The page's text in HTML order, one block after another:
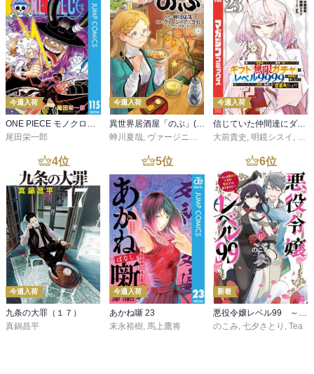
今週入荷
ONE PIECE モノクロ版 115
尾田栄一郎
今週入荷
異世界居酒屋「のぶ」(22)
蝉川夏哉, ヴァージニア二等兵 ,転
今週入荷
信じていた仲間達にダンジョン奥地で殺されかけたがギフト『無限ガチャ』でレベル９９９９の仲間達を手に入れて元パーティーメンバーと世界に復讐＆『ざまぁ！』します！（２３）
大前貴史 , 明鏡シスイ , ｔ
4位
今週入荷
九条の大罪（１７）
真鍋昌平
5位
今週入荷
あかね噺 23
末永裕樹, 馬上鷹将
6位
新着
悪役令嬢レベル99 ～私は裏ボスですが魔王ではありません～ その６
のこみ, 七夕さとり , Tea